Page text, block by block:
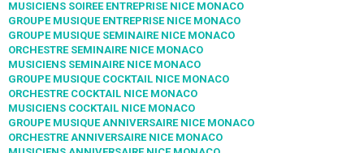
MUSICIENS SOIREE ENTREPRISE NICE MONACO
GROUPE MUSIQUE ENTREPRISE NICE MONACO
GROUPE MUSIQUE SEMINAIRE NICE MONACO
ORCHESTRE SEMINAIRE NICE MONACO
MUSICIENS SEMINAIRE NICE MONACO
GROUPE MUSIQUE COCKTAIL NICE MONACO
ORCHESTRE COCKTAIL NICE MONACO
MUSICIENS COCKTAIL NICE MONACO
GROUPE MUSIQUE ANNIVERSAIRE NICE MONACO
ORCHESTRE ANNIVERSAIRE NICE MONACO